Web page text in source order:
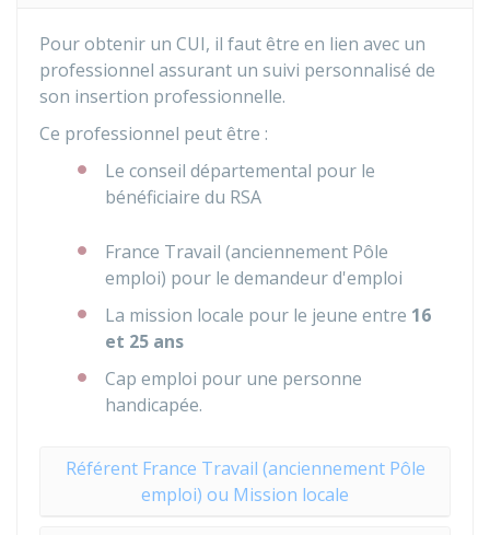
Pour obtenir un CUI, il faut être en lien avec un
professionnel assurant un suivi personnalisé de
son insertion professionnelle.
Ce professionnel peut être :
Le conseil départemental pour le
bénéficiaire du RSA
France Travail (anciennement Pôle
emploi) pour le demandeur d'emploi
La mission locale pour le jeune entre 16
et 25 ans
Cap emploi pour une personne
handicapée.
Référent France Travail (anciennement Pôle
emploi) ou Mission locale